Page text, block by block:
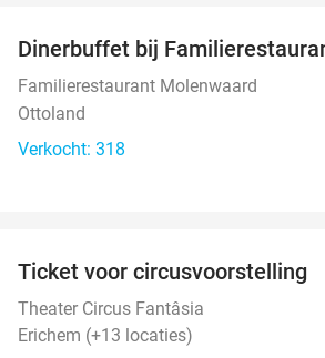
Dinerbuffet bij
Familierestaurant Molenwaard
Ottoland
Verkocht: 318
Ticket voor circusvoorstelling
Theater Circus Fantâsia
Erichem (+13 locaties)